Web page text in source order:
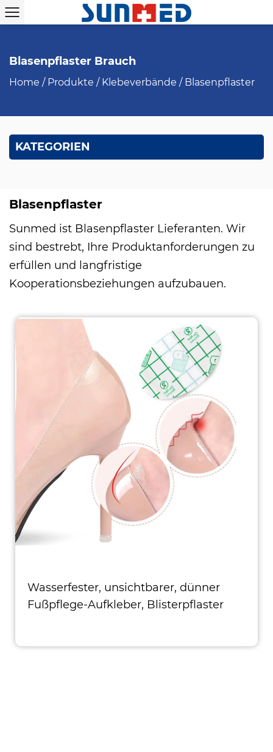
Blasenpflaster Brauch
Home / Produkte / Klebeverbände / Blasenpflaster
KATEGORIEN
Blasenpflaster
Sunmed ist Blasenpflaster Lieferanten. Wir
sind bestrebt, Ihre Produktanforderungen zu
erfüllen und langfristige
Kooperationsbeziehungen aufzubauen.
Wasserfester, unsichtbarer, dünner
Fußpflege-Aufkleber, Blisterpflaster